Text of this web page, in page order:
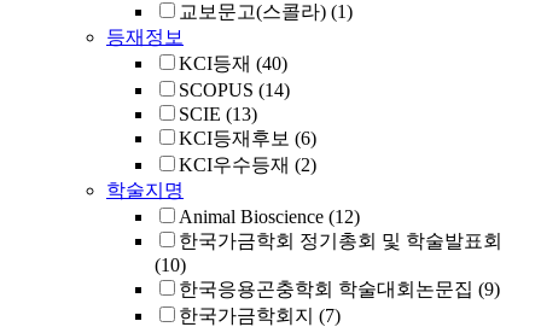
교보문고(스콜라) (1)
등재정보
KCI등재 (40)
SCOPUS (14)
SCIE (13)
KCI등재후보 (6)
KCI우수등재 (2)
학술지명
Animal Bioscience (12)
한국가금학회 정기총회 및 학술발표회
(10)
한국응용곤충학회 학술대회논문집 (9)
한국가금학회지 (7)